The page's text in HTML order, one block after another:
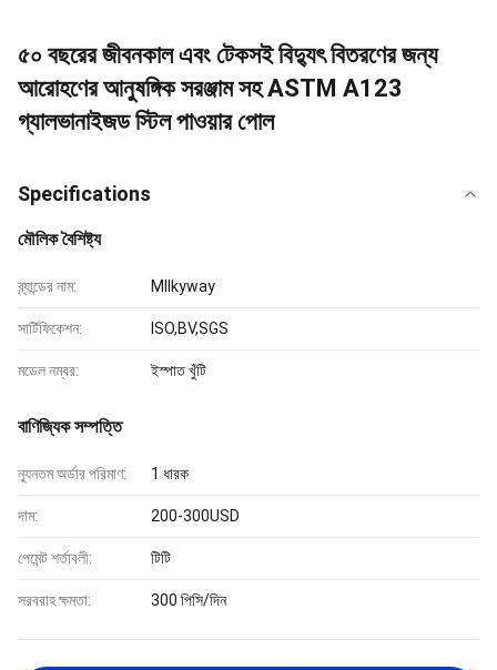
৫০ বছরের জীবনকাল এবং টেকসই বিদ্যুৎ বিতরণের জন্য
আরোহণের আনুষঙ্গিক সরঞ্জাম সহ ASTM A123
গ্যালভানাইজড স্টিল পাওয়ার পোল
Specifications
মৌলিক বৈশিষ্ট্য
ব্র্যান্ডের নাম: MIlkyway
সার্টিফিকেশন: ISO,BV,SGS
মডেল নম্বর: ইস্পাত খুঁটি
বাণিজ্যিক সম্পত্তি
ন্যূনতম অর্ডার পরিমাণ: 1 ধারক
দাম: 200-300USD
পেমেন্ট শর্তাবলী: টিটি
সরবরাহ ক্ষমতা: 300 পিসি/দিন